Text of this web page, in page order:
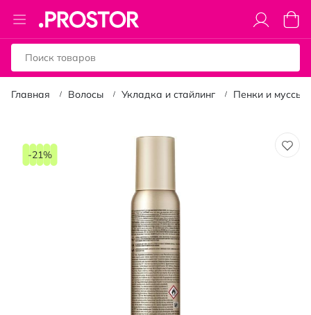
Toggle
Nav
Моя
Главная Волосы Укладка и стайлинг Пенки и муссы
перейти
-21%